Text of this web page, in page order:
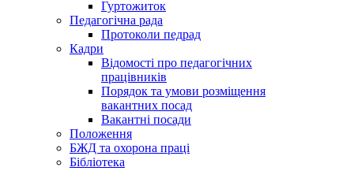
Гуртожиток
Педагогічна рада
Протоколи педрад
Кадри
Відомості про педагогічних
працівників
Порядок та умови розміщення
вакантних посад
Вакантні посади
Положення
БЖД та охорона праці
Бібліотека